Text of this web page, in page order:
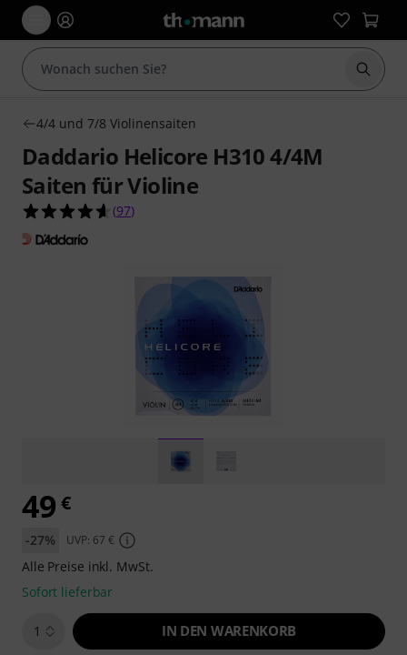
Suche
4/4 und 7/8 Violinensaiten
Daddario Helicore H310 4/4M
Saiten für Violine
4.6 von 5 Sternen aus 97 Kundenbewertungen
(97)
49 €
-27% UVP: 67 €
Alle Preise inkl. MwSt.
Sofort lieferbar
1 IN DEN WARENKORB